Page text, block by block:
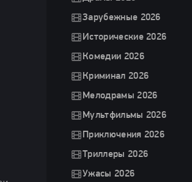
Зарубежные 2026
Исторические 2026
Комедии 2026
Криминал 2026
Мелодрамы 2026
Мультфильмы 2026
Приключения 2026
Триллеры 2026
Ужасы 2026